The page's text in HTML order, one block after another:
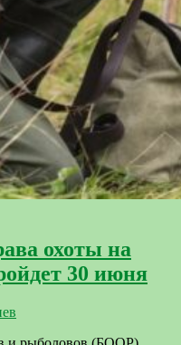
охоты на
30 июня